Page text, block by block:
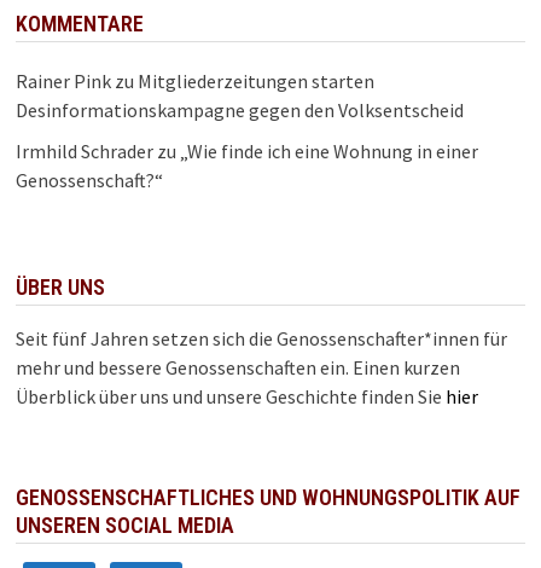
KOMMENTARE
Rainer Pink zu Mitgliederzeitungen starten
Desinformationskampagne gegen den Volksentscheid
Irmhild Schrader zu „Wie finde ich eine Wohnung in einer
Genossenschaft?“
ÜBER UNS
Seit fünf Jahren setzen sich die Genossenschafter*innen für
mehr und bessere Genossenschaften ein. Einen kurzen
Überblick über uns und unsere Geschichte finden Sie hier
GENOSSENSCHAFTLICHES UND WOHNUNGSPOLITIK AUF
UNSEREN SOCIAL MEDIA